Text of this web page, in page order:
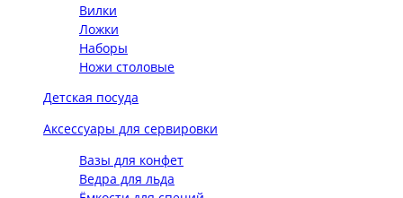
Вилки
Ложки
Наборы
Ножи столовые
Детская посуда
Аксессуары для сервировки
Вазы для конфет
Ведра для льда